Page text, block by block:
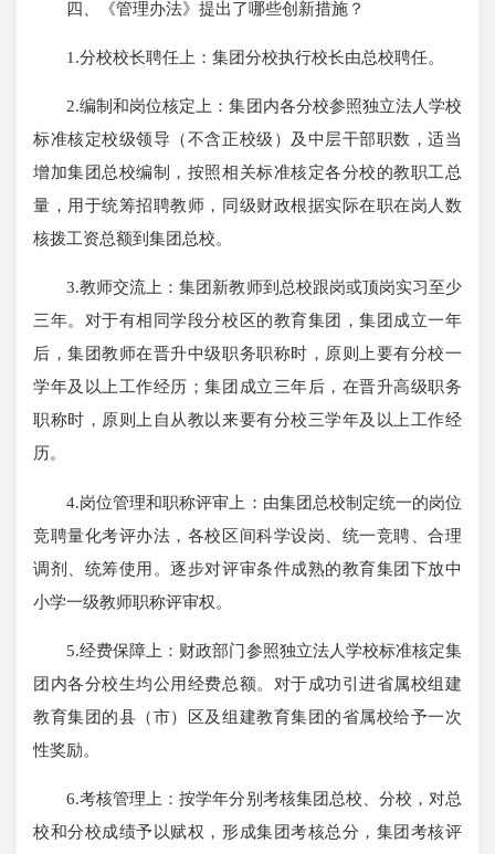
四、《管理办法》提出了哪些创新措施？
1.分校校长聘任上：集团分校执行校长由总校聘任。
2.编制和岗位核定上：集团内各分校参照独立法人学校
标准核定校级领导（不含正校级）及中层干部职数，适当
增加集团总校编制，按照相关标准核定各分校的教职工总
量，用于统筹招聘教师，同级财政根据实际在职在岗人数
核拨工资总额到集团总校。
3.教师交流上：集团新教师到总校跟岗或顶岗实习至少
三年。对于有相同学段分校区的教育集团，集团成立一年
后，集团教师在晋升中级职务职称时，原则上要有分校一
学年及以上工作经历；集团成立三年后，在晋升高级职务
职称时，原则上自从教以来要有分校三学年及以上工作经
历。
4.岗位管理和职称评审上：由集团总校制定统一的岗位
竞聘量化考评办法，各校区间科学设岗、统一竞聘、合理
调剂、统筹使用。逐步对评审条件成熟的教育集团下放中
小学一级教师职称评审权。
5.经费保障上：财政部门参照独立法人学校标准核定集
团内各分校生均公用经费总额。对于成功引进省属校组建
教育集团的县（市）区及组建教育集团的省属校给予一次
性奖励。
6.考核管理上：按学年分别考核集团总校、分校，对总
校和分校成绩予以赋权，形成集团考核总分，集团考核评